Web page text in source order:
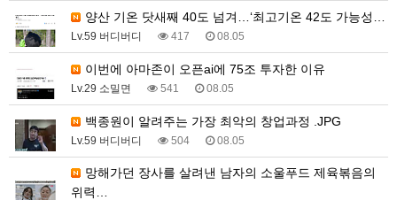
양산 기온 닷새째 40도 넘겨…‘최고기온 42도 가능성…
Lv.59 버디버디 417 08.05
이번에 아마존이 오픈ai에 75조 투자한 이유
Lv.29 소밀면 541 08.05
백종원이 알려주는 가장 최악의 창업과정 .JPG
Lv.59 버디버디 504 08.05
위력…